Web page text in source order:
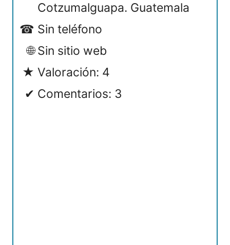
Cotzumalguapa. Guatemala
Sin teléfono
Sin sitio web
Valoración: 4
Comentarios: 3